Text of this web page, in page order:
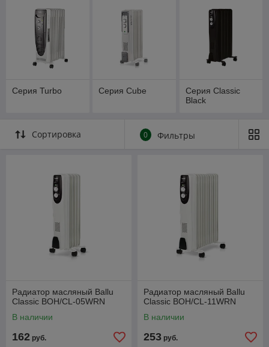
Серия Turbo Серия Cube
Серия Classiс
Black
Сортировка 0 Фильтры
Радиатор масляный Ballu
Classic BOH/CL-05WRN
В наличии
162 руб.
Радиатор масляный Ballu
Classic BOH/CL-11WRN
В наличии
253 руб.